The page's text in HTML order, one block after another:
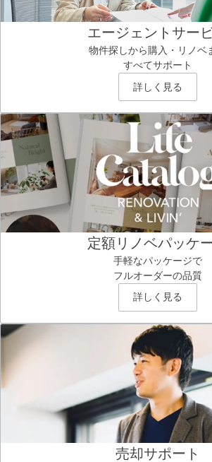
エージェントサー
物件探しから購入・リノベ
すべてサポート
詳しく見る
定額リノベパッケ
手軽なパッケージで
フルオーダーの品質
詳しく見る
売却サポート